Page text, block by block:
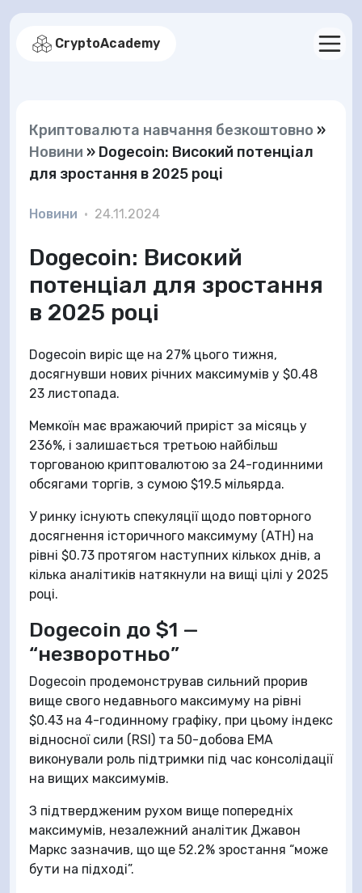
CryptoAcademy
Криптовалюта навчання безкоштовно »
Новини » Dogecoin: Високий потенціал
для зростання в 2025 році
Новини • 24.11.2024
Dogecoin: Високий
потенціал для зростання
в 2025 році
Dogecoin виріс ще на 27% цього тижня,
досягнувши нових річних максимумів у $0.48
23 листопада.
Мемкоїн має вражаючий приріст за місяць у
236%, і залишається третьою найбільш
торгованою криптовалютою за 24-годинними
обсягами торгів, з сумою $19.5 мільярда.
У ринку існують спекуляції щодо повторного
досягнення історичного максимуму (ATH) на
рівні $0.73 протягом наступних кількох днів, а
кілька аналітиків натякнули на вищі цілі у 2025
році.
Dogecoin до $1 —
“незворотньо”
Dogecoin продемонстрував сильний прорив
вище свого недавнього максимуму на рівні
$0.43 на 4-годинному графіку, при цьому індекс
відносної сили (RSI) та 50-добова EMA
виконували роль підтримки під час консолідації
на вищих максимумів.
З підтвердженим рухом вище попередніх
максимумів, незалежний аналітик Джавон
Маркс зазначив, що ще 52.2% зростання “може
бути на підході”.